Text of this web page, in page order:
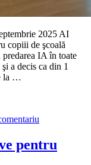
2025 AI
copiii de şcoală
predarea IA în toate
a decis ca din 1
la …
pentru